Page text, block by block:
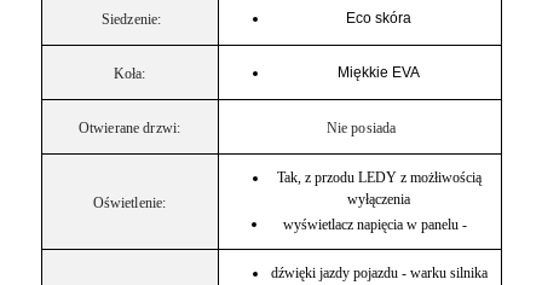
Siedzenie: Eco skóra
Koła: Miękkie EVA
Otwierane drzwi: Nie posiada
Oświetlenie:
Tak, z przodu LEDY z możłiwością
wyłączenia
wyświetlacz napięcia w panelu -
dźwięki jazdy pojazdu - warku silnika